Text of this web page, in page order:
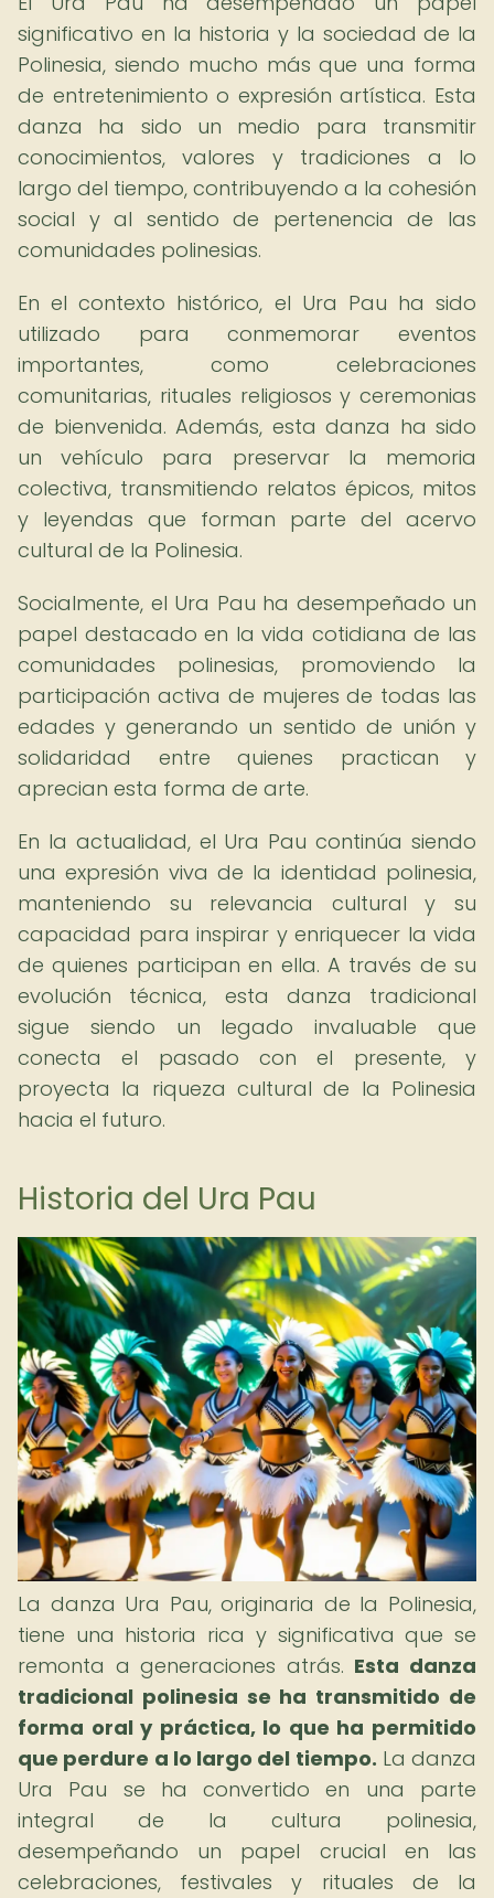
significativo en la historia y la sociedad de la
Polinesia, siendo mucho más que una forma
de entretenimiento o expresión artística. Esta
danza ha sido un medio para transmitir
conocimientos, valores y tradiciones a lo
largo del tiempo, contribuyendo a la cohesión
social y al sentido de pertenencia de las
comunidades polinesias.
En el contexto histórico, el Ura Pau ha sido
utilizado para conmemorar eventos
importantes, como celebraciones
comunitarias, rituales religiosos y ceremonias
de bienvenida. Además, esta danza ha sido
un vehículo para preservar la memoria
colectiva, transmitiendo relatos épicos, mitos
y leyendas que forman parte del acervo
cultural de la Polinesia.
Socialmente, el Ura Pau ha desempeñado un
papel destacado en la vida cotidiana de las
comunidades polinesias, promoviendo la
participación activa de mujeres de todas las
edades y generando un sentido de unión y
solidaridad entre quienes practican y
aprecian esta forma de arte.
En la actualidad, el Ura Pau continúa siendo
una expresión viva de la identidad polinesia,
manteniendo su relevancia cultural y su
capacidad para inspirar y enriquecer la vida
de quienes participan en ella. A través de su
evolución técnica, esta danza tradicional
sigue siendo un legado invaluable que
conecta el pasado con el presente, y
proyecta la riqueza cultural de la Polinesia
hacia el futuro.
Historia del Ura Pau
La danza Ura Pau, originaria de la Polinesia,
tiene una historia rica y significativa que se
remonta a generaciones atrás. Esta danza
tradicional polinesia se ha transmitido de
forma oral y práctica, lo que ha permitido
que perdure a lo largo del tiempo. La danza
Ura Pau se ha convertido en una parte
integral de la cultura polinesia,
desempeñando un papel crucial en las
celebraciones, festivales y rituales de la